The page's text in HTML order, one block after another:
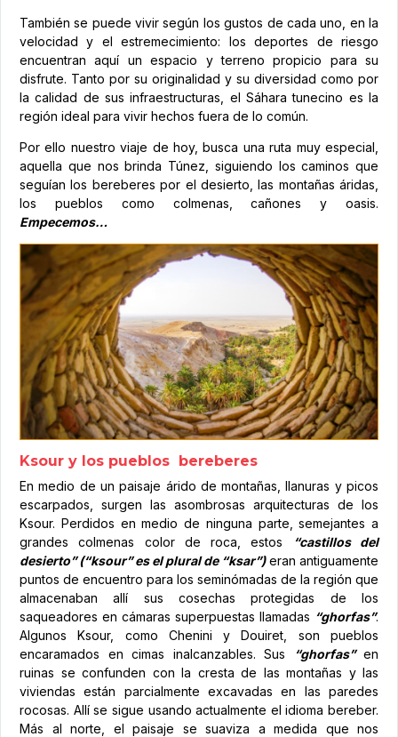
También se puede vivir según los gustos de cada uno, en la
velocidad y el estremecimiento: los deportes de riesgo
encuentran aquí un espacio y terreno propicio para su
disfrute. Tanto por su originalidad y su diversidad como por
la calidad de sus infraestructuras, el Sáhara tunecino es la
región ideal para vivir hechos fuera de lo común.
Por ello nuestro viaje de hoy, busca una ruta muy especial,
aquella que nos brinda Túnez, siguiendo los caminos que
seguían los bereberes por el desierto, las montañas áridas,
los pueblos como colmenas, cañones y oasis.
Empecemos…
Ksour y los pueblos bereberes
En medio de un paisaje árido de montañas, llanuras y picos
escarpados, surgen las asombrosas arquitecturas de los
Ksour. Perdidos en medio de ninguna parte, semejantes a
grandes colmenas color de roca, estos
“castillos del
desierto” (“ksour” es el plural de “ksar”)eran antiguamente
puntos de encuentro para los seminómadas de la región que
almacenaban allí sus cosechas protegidas de los
saqueadores en cámaras superpuestas llamadas “ghorfas”.
Algunos Ksour, como Chenini y Douiret, son pueblos
encaramados en cimas inalcanzables. Sus
“ghorfas”en
ruinas se confunden con la cresta de las montañas y las
viviendas están parcialmente excavadas en las paredes
rocosas. Allí se sigue usando actualmente el idioma bereber.
Más al norte, el paisaje se suaviza a medida que nos